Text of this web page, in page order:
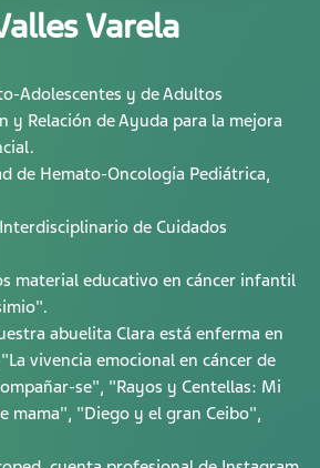
Varela
Adolescentes y de Adultos
y Relación de Ayuda para la mejora
de Hemato-Oncología Pediátrica,
de Cuidados
material educativo en cáncer infantil
abuelita Clara está enferma en
vivencia emocional en cáncer de
se", "Rayos y Centellas: Mi
mama", "Diego y el gran Ceibo",